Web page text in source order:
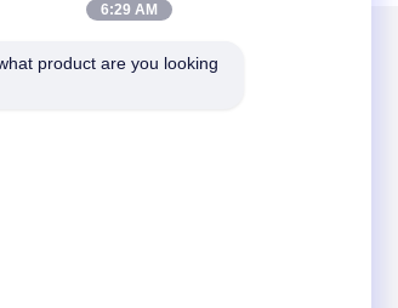
お問い合わせ
6:29 AM
product are you looking